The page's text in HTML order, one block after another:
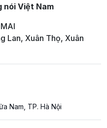
nói Việt Nam
Lan, Xuân Thọ, Xuân
Nam, TP. Hà Nội